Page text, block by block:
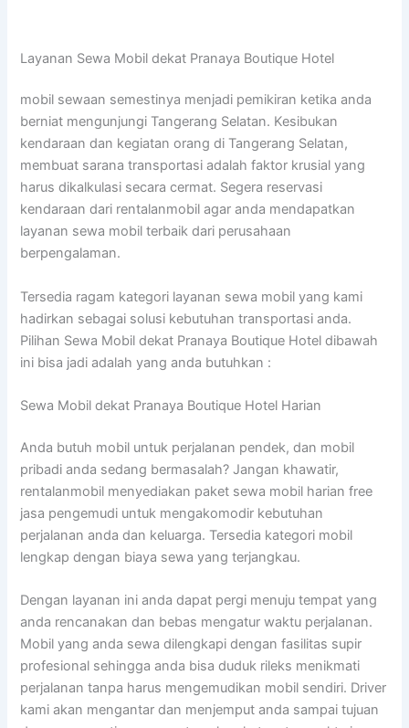
Layanan Sewa Mobil dekat Pranaya Boutique Hotel
mobil sewaan semestinya menjadi pemikiran ketika anda
berniat mengunjungi Tangerang Selatan. Kesibukan
kendaraan dan kegiatan orang di Tangerang Selatan,
membuat sarana transportasi adalah faktor krusial yang
harus dikalkulasi secara cermat. Segera reservasi
kendaraan dari rentalanmobil agar anda mendapatkan
layanan sewa mobil terbaik dari perusahaan
berpengalaman.
Tersedia ragam kategori layanan sewa mobil yang kami
hadirkan sebagai solusi kebutuhan transportasi anda.
Pilihan Sewa Mobil dekat Pranaya Boutique Hotel dibawah
ini bisa jadi adalah yang anda butuhkan :
Sewa Mobil dekat Pranaya Boutique Hotel Harian
Anda butuh mobil untuk perjalanan pendek, dan mobil
pribadi anda sedang bermasalah? Jangan khawatir,
rentalanmobil menyediakan paket sewa mobil harian free
jasa pengemudi untuk mengakomodir kebutuhan
perjalanan anda dan keluarga. Tersedia kategori mobil
lengkap dengan biaya sewa yang terjangkau.
Dengan layanan ini anda dapat pergi menuju tempat yang
anda rencanakan dan bebas mengatur waktu perjalanan.
Mobil yang anda sewa dilengkapi dengan fasilitas supir
profesional sehingga anda bisa duduk rileks menikmati
perjalanan tanpa harus mengemudikan mobil sendiri. Driver
kami akan mengantar dan menjemput anda sampai tujuan